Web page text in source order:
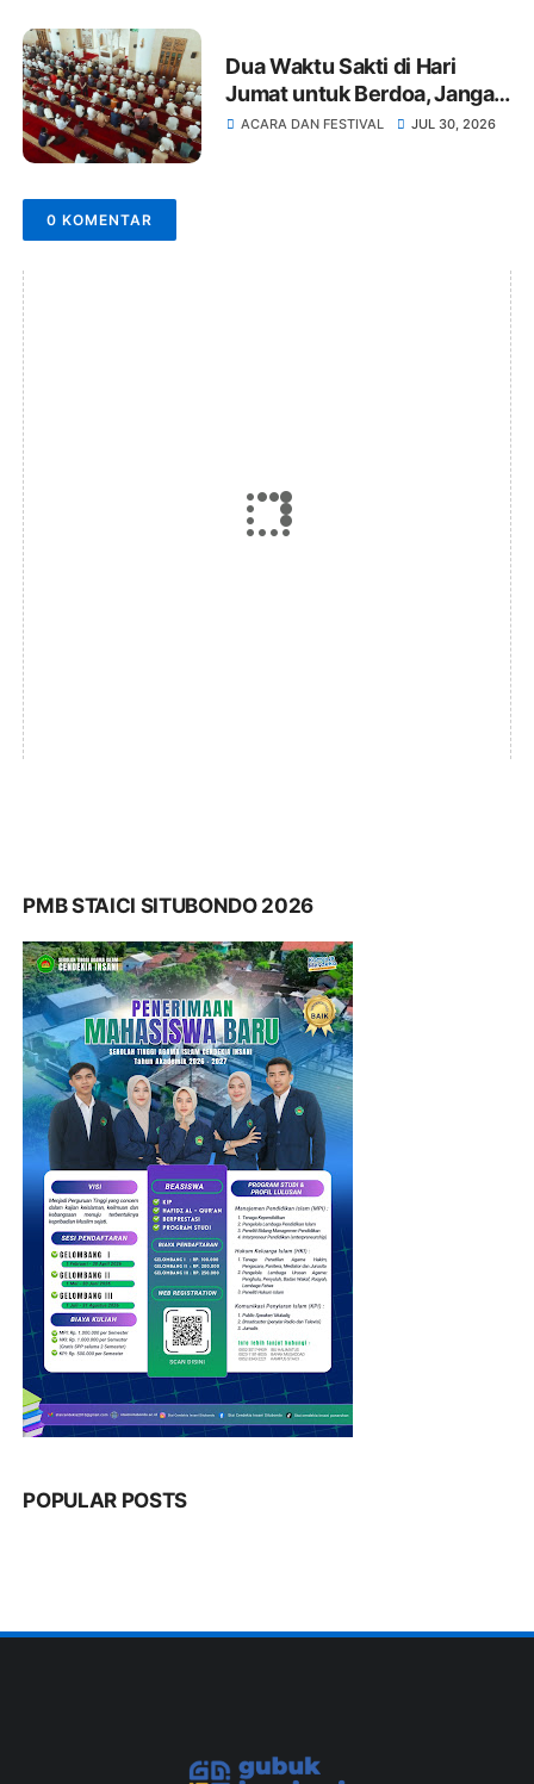
Dua Waktu Sakti di Hari
Jumat untuk Berdoa, Jangan
Terlewat!
ACARA DAN FESTIVAL JUL 30, 2026
0 KOMENTAR
PMB STAICI SITUBONDO 2026
POPULAR POSTS